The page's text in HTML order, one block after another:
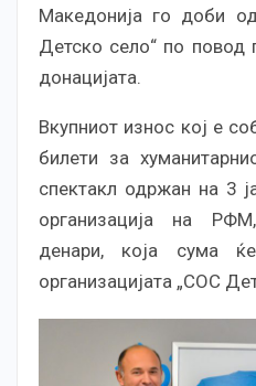
Македонија го доби
Детско село“ по повод
донацијата.
Вкупниот износ кој е
билети за
спектакл одржан на 3
организација на
денари, која сума
организацијата „СОС